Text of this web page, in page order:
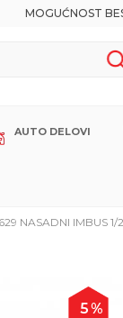
MOGUĆNOST
AUTO DELOVI
NASADNI IMBUS
5%